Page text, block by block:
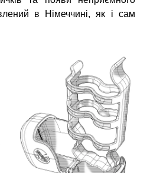
в Німеччині, як і сам